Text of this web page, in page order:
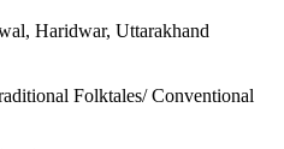
Haridwar, Uttarakhand
Folktales/ Conventional